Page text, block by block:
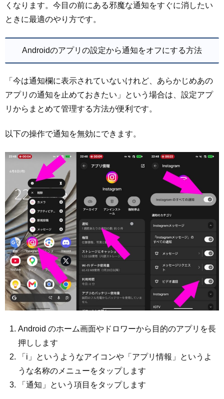
くなります。今目の前にある邪魔な通知をすぐに消したい
ときに最適のやり方です。
Androidのアプリの設定から通知をオフにする方法
「今は通知欄に表示されていないけれど、あらかじめあの
アプリの通知を止めておきたい」という場合は、設定アプ
リからまとめて管理する方法が便利です。
以下の操作で通知を無効にできます。
Android のホーム画面やドロワーから目的のアプリを長
押しします
「i」というようなアイコンや「アプリ情報」というよ
うな名称のメニューをタップします
「通知」という項目をタップします